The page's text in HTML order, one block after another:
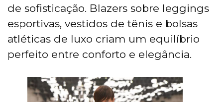
de sofisticação. Blazers sobre leggings
esportivas, vestidos de tênis e bolsas
atléticas de luxo criam um equilíbrio
perfeito entre conforto e elegância.